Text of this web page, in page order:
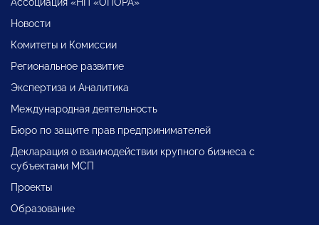
Ассоциация «НП «ОПОРА»
Новости
Комитеты и Комиссии
Региональное развитие
Экспертиза и Аналитика
Международная деятельность
Бюро по защите прав предпринимателей
Декларация о взаимодействии крупного бизнеса с
субъектами МСП
Проекты
Образование